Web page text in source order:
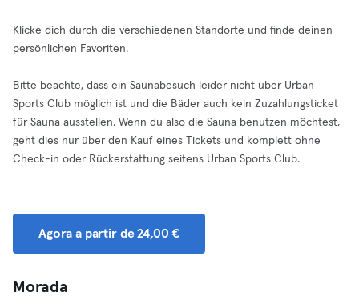
Klicke dich durch die verschiedenen Standorte und finde deinen
persönlichen Favoriten.
Bitte beachte, dass ein Saunabesuch leider nicht über Urban
Sports Club möglich ist und die Bäder auch kein Zuzahlungsticket
für Sauna ausstellen. Wenn du also die Sauna benutzen möchtest,
geht dies nur über den Kauf eines Tickets und komplett ohne
Check-in oder Rückerstattung seitens Urban Sports Club.
Agora a partir de 24,00 €
Morada